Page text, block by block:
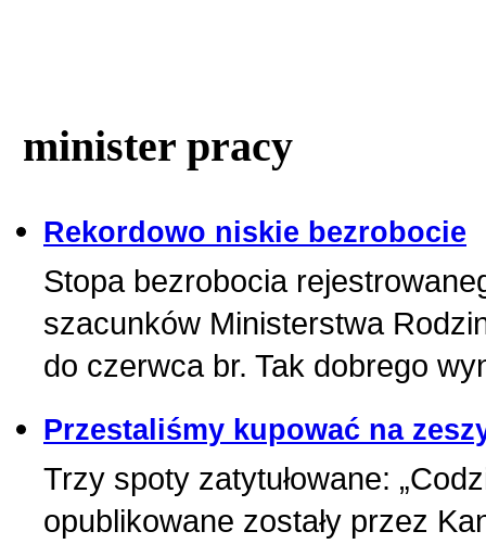
minister pracy
Rekordowo niskie bezrobocie
Stopa bezrobocia
szacunków Ministerstwa
do czerwca br. Tak dobrego
Przestaliśmy kupować na
Trzy spoty zatytułowane:
opublikowane zostały przez